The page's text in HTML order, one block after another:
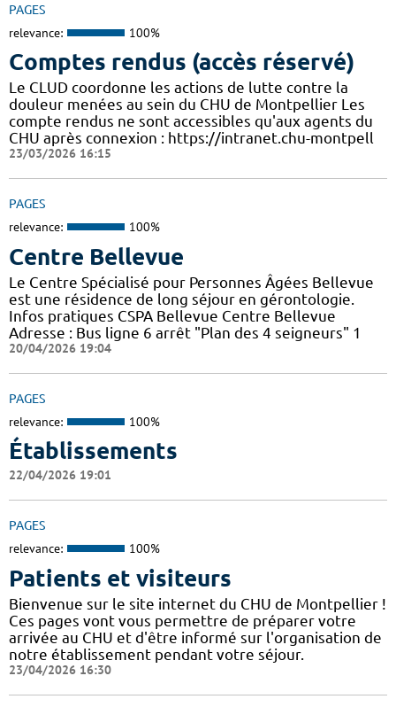
PAGES
relevance: 100%
Comptes rendus (accès réservé)
Le CLUD coordonne les actions de lutte contre la
douleur menées au sein du CHU de Montpellier Les
compte rendus ne sont accessibles qu'aux agents du
CHU après connexion : https://intranet.chu-montpell
23/03/2026 16:15
PAGES
relevance: 100%
Centre Bellevue
Le Centre Spécialisé pour Personnes Âgées Bellevue
est une résidence de long séjour en gérontologie.
Infos pratiques CSPA Bellevue Centre Bellevue
Adresse : Bus ligne 6 arrêt "Plan des 4 seigneurs" 1
20/04/2026 19:04
PAGES
relevance: 100%
Établissements
22/04/2026 19:01
PAGES
relevance: 100%
Patients et visiteurs
Bienvenue sur le site internet du CHU de Montpellier !
Ces pages vont vous permettre de préparer votre
arrivée au CHU et d'être informé sur l'organisation de
notre établissement pendant votre séjour.
23/04/2026 16:30